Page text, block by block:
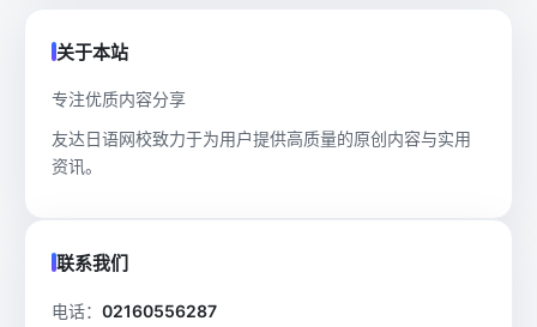
关于本站
专注优质内容分享
友达日语网校致力于为用户提供高质量的原创内容与实用
资讯。
联系我们
电话： 02160556287